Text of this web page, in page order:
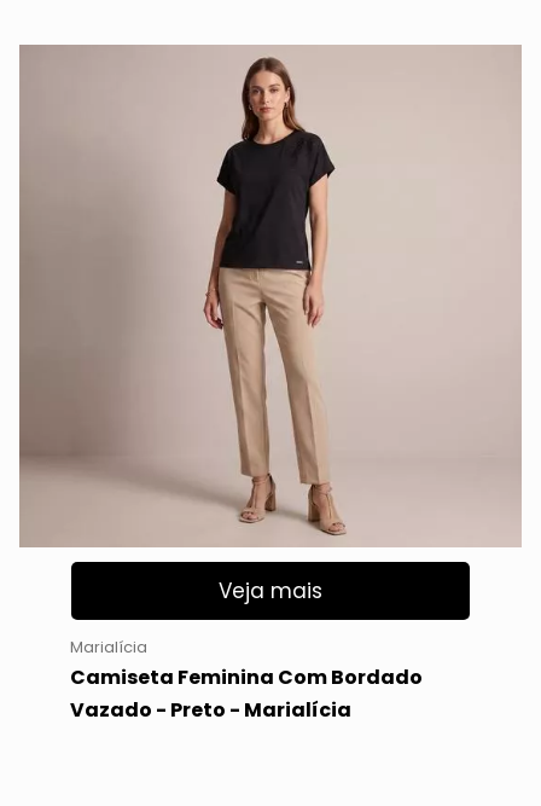
Veja mais
Marialícia
Camiseta Feminina Com Bordado
Vazado - Preto - Marialícia